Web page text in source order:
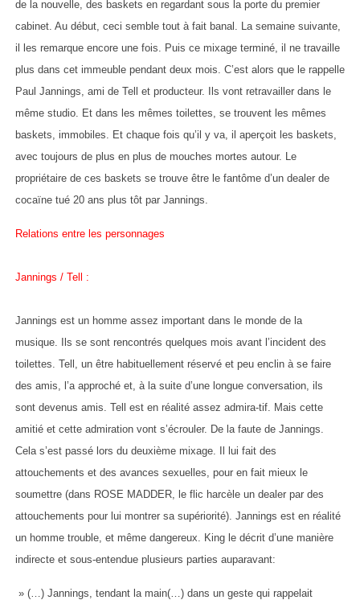
de la nouvelle, des baskets en regardant sous la porte du premier
cabinet. Au début, ceci semble tout à fait banal. La semaine suivante,
il les remarque encore une fois. Puis ce mixage terminé, il ne travaille
plus dans cet immeuble pendant deux mois. C’est alors que le rappelle
Paul Jannings, ami de Tell et producteur. Ils vont retravailler dans le
même studio. Et dans les mêmes toilettes, se trouvent les mêmes
baskets, immobiles. Et chaque fois qu’il y va, il aperçoit les baskets,
avec toujours de plus en plus de mouches mortes autour. Le
propriétaire de ces baskets se trouve être le fantôme d’un dealer de
cocaïne tué 20 ans plus tôt par Jannings.
Relations entre les personnages
Jannings / Tell :
Jannings est un homme assez important dans le monde de la
musique. Ils se sont rencontrés quelques mois avant l’incident des
toilettes. Tell, un être habituellement réservé et peu enclin à se faire
des amis, l’a approché et, à la suite d’une longue conversation, ils
sont devenus amis. Tell est en réalité assez admira-tif. Mais cette
amitié et cette admiration vont s’écrouler. De la faute de Jannings.
Cela s’est passé lors du deuxième mixage. Il lui fait des
attouchements et des avances sexuelles, pour en fait mieux le
soumettre (dans ROSE MADDER, le flic harcèle un dealer par des
attouchements pour lui montrer sa supériorité). Jannings est en réalité
un homme trouble, et même dangereux. King le décrit d’une manière
indirecte et sous-entendue plusieurs parties auparavant:
» (…) Jannings, tendant la main(…) dans un geste qui rappelait